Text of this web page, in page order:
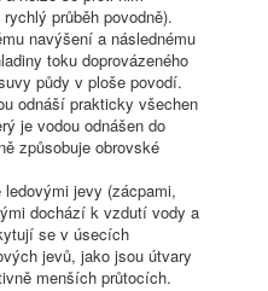
průběh povodně).
navýšení a následnému
toku doprovázeného
půdy v ploše povodí.
odnáší prakticky všechen
je vodou odnášen do
způsobuje obrovské
ledovými jevy (zácpami,
dochází k vzdutí vody a
se v úsecích
jevů, jako jsou útvary
menších průtocích.